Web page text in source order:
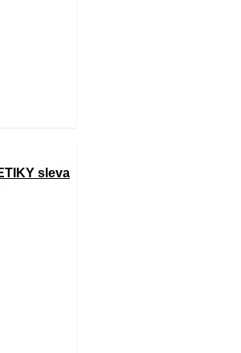
sleva